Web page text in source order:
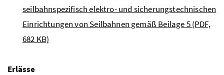
seilbahnspezifisch elektro- und sicherungstechnischen
Einrichtungen von Seilbahnen gemäß Beilage 5(PDF,
682 KB)
Erlässe